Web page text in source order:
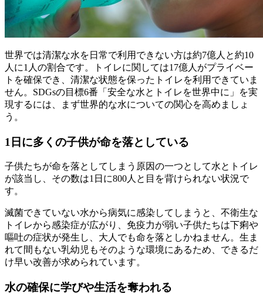
世界では清潔な水を日常で利用できない方は約7億人と約10
人に1人の割合です。トイレに関しては17億人がプライベー
トを確保でき、清潔な状態を保ったトイレを利用できていま
せん。SDGsの目標6番「安全な水とトイレを世界中に」を実
現するには、まず世界的な水についての関心を高めましょ
う。
1日に多くの子供が命を落としている
子供たちが命を落としてしまう原因の一つとして水とトイレ
が該当し、その数は1日に800人と目を背けられない状況で
す。
滅菌できていない水から病気に感染してしまうと、不衛生な
トイレから感染症が広がり、免疫力が弱い子供たちは下痢や
嘔吐の症状が発生し、大人でも命を落としかねません。生ま
れて間もない乳幼児もそのような環境にあるため、できるだ
け早い改善が求められています。
水の確保に学びや生活を奪われる